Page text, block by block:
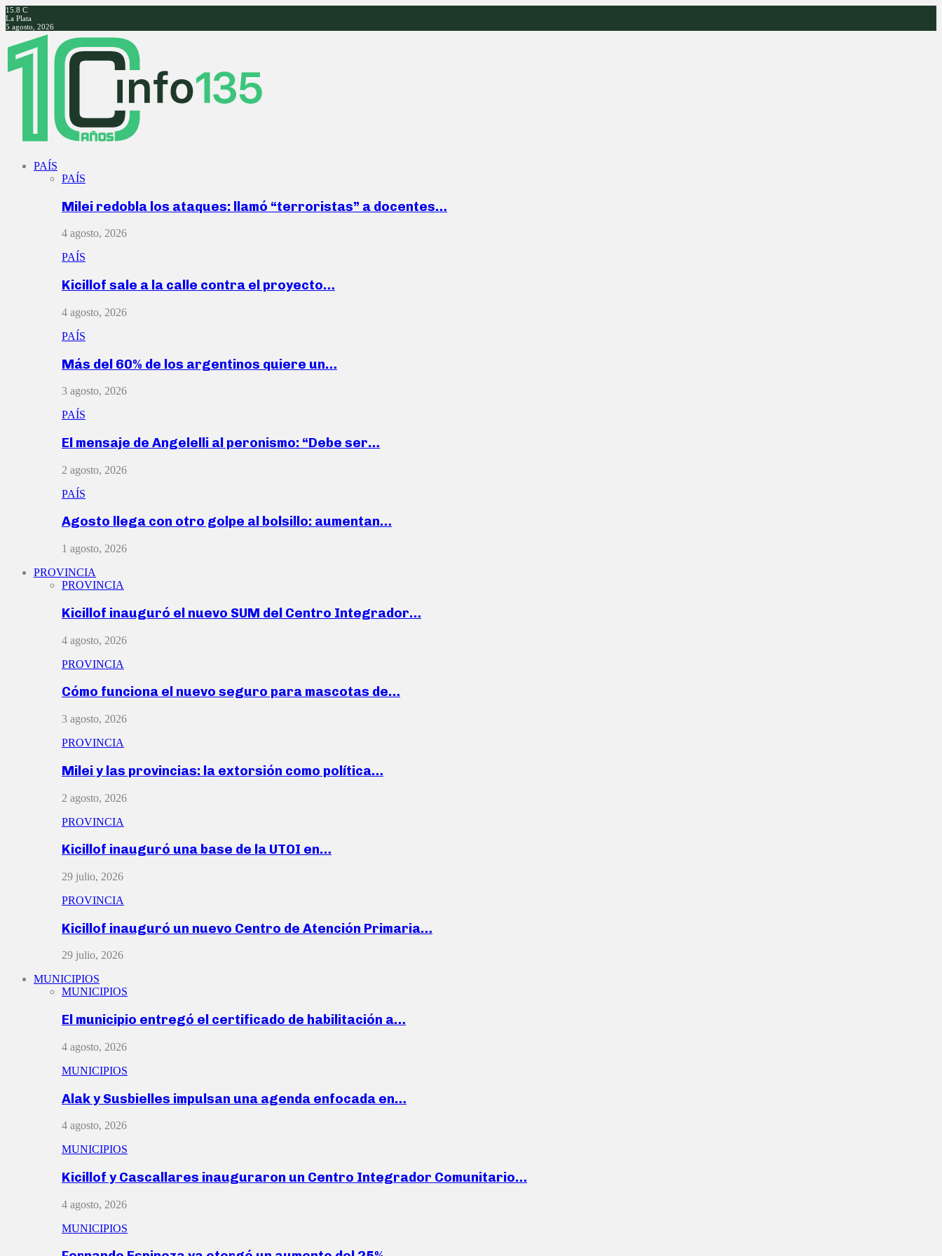
15.8 C
La Plata
5 agosto, 2026
Facebook
Twitter
Instagram
Youtube
PAÍS
PAÍS
Milei redobla los ataques: llamó “terroristas” a docentes…
4 agosto, 2026
PAÍS
Kicillof sale a la calle contra el proyecto…
4 agosto, 2026
PAÍS
Más del 60% de los argentinos quiere un…
3 agosto, 2026
PAÍS
El mensaje de Angelelli al peronismo: “Debe ser…
2 agosto, 2026
PAÍS
Agosto llega con otro golpe al bolsillo: aumentan…
1 agosto, 2026
PROVINCIA
PROVINCIA
Kicillof inauguró el nuevo SUM del Centro Integrador…
4 agosto, 2026
PROVINCIA
Cómo funciona el nuevo seguro para mascotas de…
3 agosto, 2026
PROVINCIA
Milei y las provincias: la extorsión como política…
2 agosto, 2026
PROVINCIA
Kicillof inauguró una base de la UTOI en…
29 julio, 2026
PROVINCIA
Kicillof inauguró un nuevo Centro de Atención Primaria…
29 julio, 2026
MUNICIPIOS
MUNICIPIOS
El municipio entregó el certificado de habilitación a…
4 agosto, 2026
MUNICIPIOS
Alak y Susbielles impulsan una agenda enfocada en…
4 agosto, 2026
MUNICIPIOS
Kicillof y Cascallares inauguraron un Centro Integrador Comunitario…
4 agosto, 2026
MUNICIPIOS